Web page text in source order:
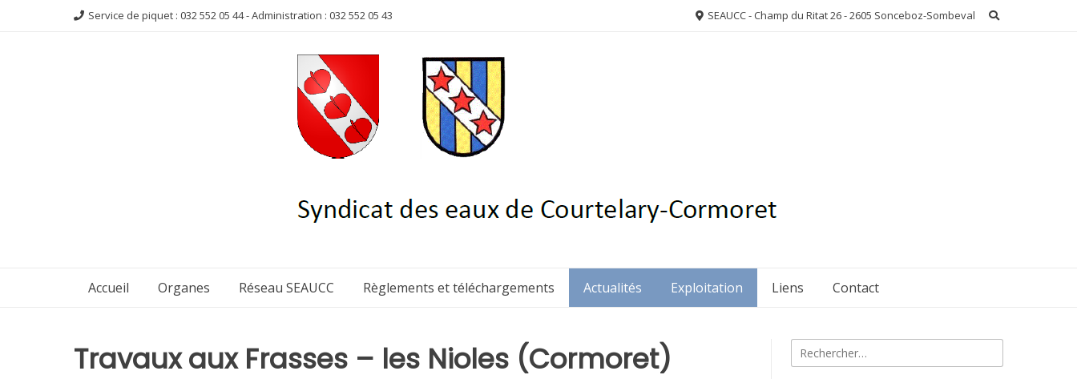
Service de piquet : 032 552 05 44 - Administration : 032 552 05 43 SEAUCC - Champ du Ritat 26 - 2605 Sonceboz-Sombeval
Accueil Organes Réseau SEAUCC Règlements et téléchargements Actualités Exploitation Liens Contact
Travaux aux Frasses – les Nioles (Cormoret) Rechercher :